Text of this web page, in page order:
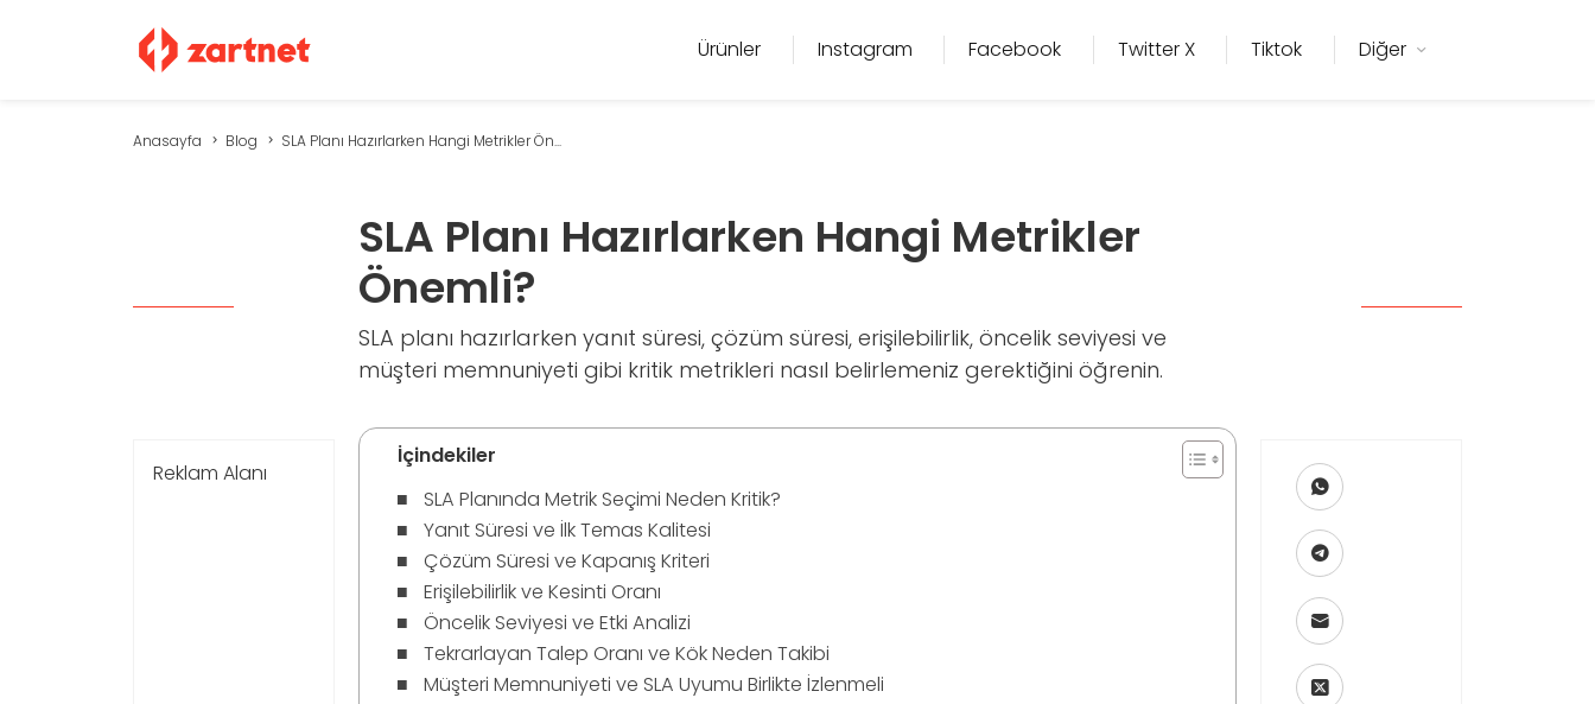
Ürünler Instagram Facebook Twitter X Tiktok Diğer
Anasayfa Blog SLA Planı Hazırlarken Hangi Metrikler Ön...
SLA Planı Hazırlarken Hangi Metrikler
Önemli?
SLA planı hazırlarken yanıt süresi, çözüm süresi, erişilebilirlik, öncelik seviyesi ve
müşteri memnuniyeti gibi kritik metrikleri nasıl belirlemeniz gerektiğini öğrenin.
Reklam Alanı
İçindekiler
SLA Planında Metrik Seçimi Neden Kritik?
Yanıt Süresi ve İlk Temas Kalitesi
Çözüm Süresi ve Kapanış Kriteri
Erişilebilirlik ve Kesinti Oranı
Öncelik Seviyesi ve Etki Analizi
Tekrarlayan Talep Oranı ve Kök Neden Takibi
Müşteri Memnuniyeti ve SLA Uyumu Birlikte İzlenmeli